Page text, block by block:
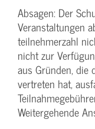
Absagen: Der
Veranstaltungen
teilnehmerzahl
nicht zur
aus Gründen, die
vertreten hat,
Weitergehende